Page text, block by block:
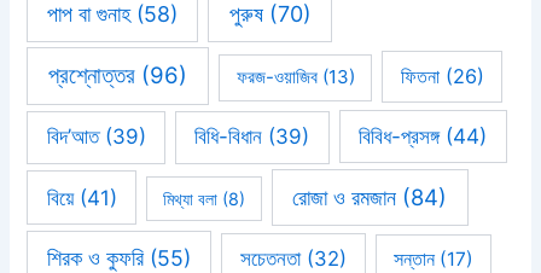
পাপ বা গুনাহ(58) পুরুষ(70)
প্রশ্নোত্তর (96) ফরজ-ওয়াজিব(13) ফিতনা(26)
বিদ’আত(39) বিধি-বিধান (39) বিবিধ-প্রসঙ্গ(44)
বিয়ে(41) মিথ্যা বলা(8) রোজা ও রমজান (84)
শিরক ও কুফরি(55) সচেতনতা(32) সন্তান(17)